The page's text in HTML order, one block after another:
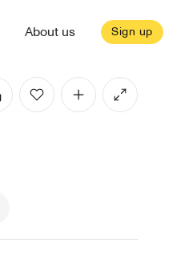
About us Sign up